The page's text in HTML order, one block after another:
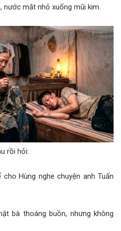
nước mắt nhỏ xuống mũi kim.
rồi hỏi:
Hùng nghe chuyện anh Tuấn
bà thoáng buồn, nhưng không